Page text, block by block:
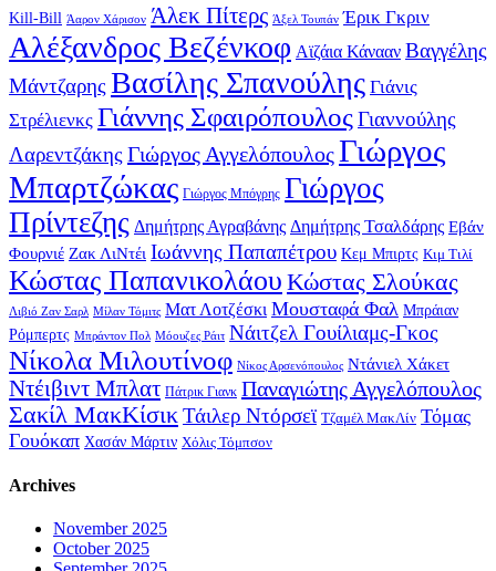
Kill-Bill Άαρον Χάρισον Άλεκ Πίτερς Άξελ Τουπάν Έρικ Γκριν
Αλέξανδρος Βεζένκοφ Αϊζάια Κάνααν Βαγγέλης
Μάντζαρης Βασίλης Σπανούλης Γιάνις
Στρέλιενκς Γιάννης ΣφαιρόπουλοςΓιαννούλης
Λαρεντζάκης Γιώργος ΑγγελόπουλοςΓιώργος
Μπαρτζώκας Γιώργος Μπόγρης Γιώργος
Πρίντεζης Δημήτρης Αγραβάνης Δημήτρης Τσαλδάρης Εβάν
Φουρνιέ Ζακ ΛιΝτέι Ιωάννης Παπαπέτρου Κεμ Μπιρτς Κιμ Τιλί
Κώστας Παπανικολάου Κώστας Σλούκας
Λιβιό Ζαν Σαρλ Μίλαν Τόμιτς Ματ Λοτζέσκι Μουσταφά Φαλ Μπράιαν
Ρόμπερτς Μπράντον Πολ Μόουζες Ράιτ Νάιτζελ Γουίλιαμς-Γκος
Νίκολα Μιλουτίνοφ Νίκος Αρσενόπουλος Ντάνιελ Χάκετ
Ντέιβιντ Μπλατ Πάτρικ Γιανκ Παναγιώτης Αγγελόπουλος
Σακίλ ΜακΚίσικ Τάιλερ Ντόρσεϊ Τζαμέλ ΜακΛίν Τόμας
Γουόκαπ Χασάν Μάρτιν Χόλις Τόμπσον
Archives
November 2025
October 2025